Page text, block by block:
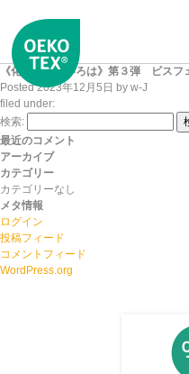
《化学物質のいろは》第３弾 ビスフ
Posted2023年12月5日 by w-J
filed under:
検索:
最近のコメント
アーカイブ
カテゴリー
カテゴリーなし
メタ情報
ログイン
投稿フィード
コメントフィード
WordPress.org